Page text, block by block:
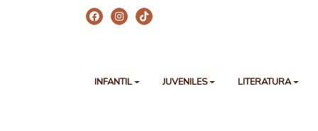
INFANTIL JUVENILES LITERATURA